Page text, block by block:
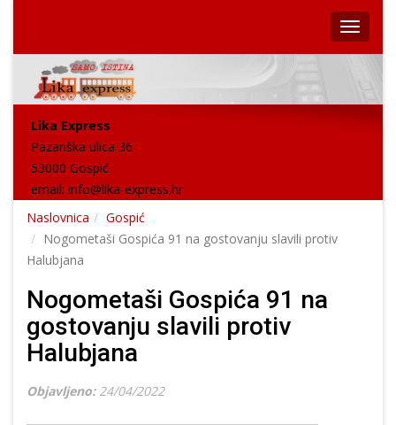
Lika Express
Pazariška ulica 36
53000 Gospić
email: info@lika-express.hr
Naslovnica
Gospić
Nogometaši Gospića 91 na gostovanju slavili protiv
Halubjana
Nogometaši Gospića 91 na
gostovanju slavili protiv
Halubjana
Objavljeno: 24/04/2022